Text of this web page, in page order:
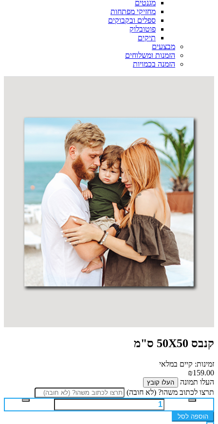
מגנטים
מחזיקי מפתחות
ספלים ובקבוקים
פוטובלוק
תיקים
מבצעים
הזמנות ומשלוחים
הזמנה בכמויות
קנבס 50X50 ס"מ
זמינות: קיים במלאי
₪159.00
העלו תמונה
העלו קובץ
תרצו לכתוב משהו? (לא חובה)
הוספה לסל